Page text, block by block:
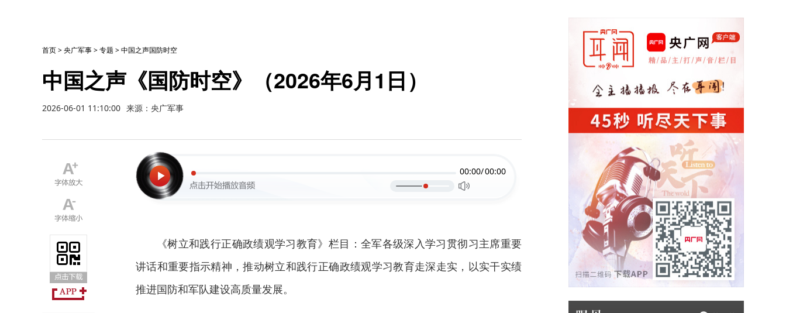
首页>央广军事>专题 >中国之声国防时空
中国之声《国防时空》（2026年6月1日）
2026-06-01 11:10:00 来源：央广军事
00:00/00:00
《树立和践行正确政绩观学习教育》栏目：全军各级深入学习贯彻习主席重要
讲话和重要指示精神，推动树立和践行正确政绩观学习教育走深走实，以实干实绩
推进国防和军队建设高质量发展。